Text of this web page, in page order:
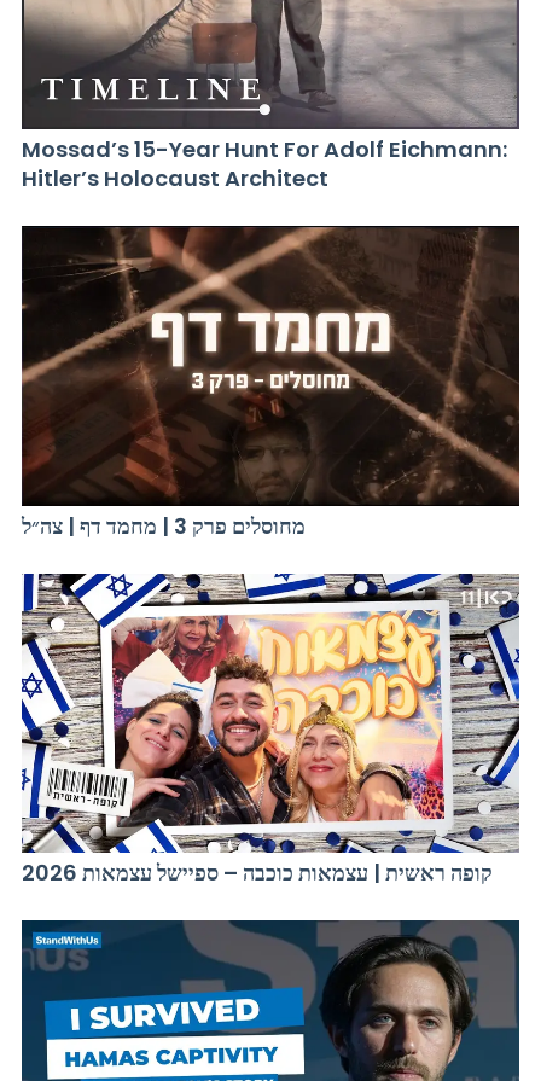
Mossad’s 15-Year Hunt For Adolf Eichmann:
Hitler’s Holocaust Architect
מחוסלים פרק 3 | מחמד דף | צה״ל
קופה ראשית | עצמאות כוכבה – ספיישל עצמאות 2026